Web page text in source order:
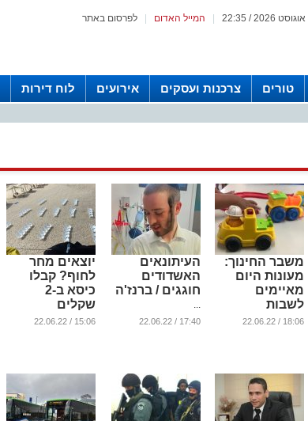
לפרסום באתר המייל האדום
טורים צרכנות ועסקים אירועים לוח דירות
משבר החינוך:
מעונות היום
מאיימים
לשבות
...
18:06 / 22.06.22
העיתונאים
האשדודים
חוגגים / ברנז'ה
...
17:40 / 22.06.22
יוצאים מחר
לחוף? קבלו
כיסא ב-2
שקלים
...
15:06 / 22.06.22